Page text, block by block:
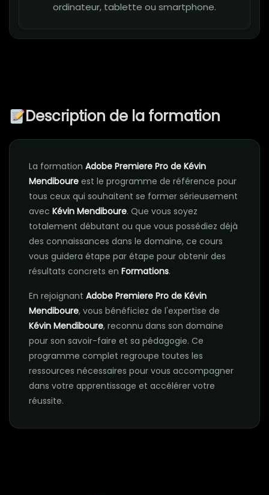
ordinateur, tablette ou smartphone.
Description de la formation
La formation Adobe Premiere Pro de Kévin
Mendiboure est le programme de référence pour
tous ceux qui souhaitent se former sérieusement
avec Kévin Mendiboure. Que vous soyez
totalement débutant ou que vous possédiez déjà
des connaissances dans le domaine, ce cours
vous guidera étape par étape pour obtenir des
résultats concrets en Formations.
En rejoignant Adobe Premiere Pro de Kévin
Mendiboure, vous bénéficiez de l'expertise de
Kévin Mendiboure, reconnu dans son domaine
pour son savoir-faire et sa pédagogie. Ce
programme complet regroupe toutes les
ressources nécessaires pour vous accompagner
dans votre apprentissage et accélérer votre
réussite.